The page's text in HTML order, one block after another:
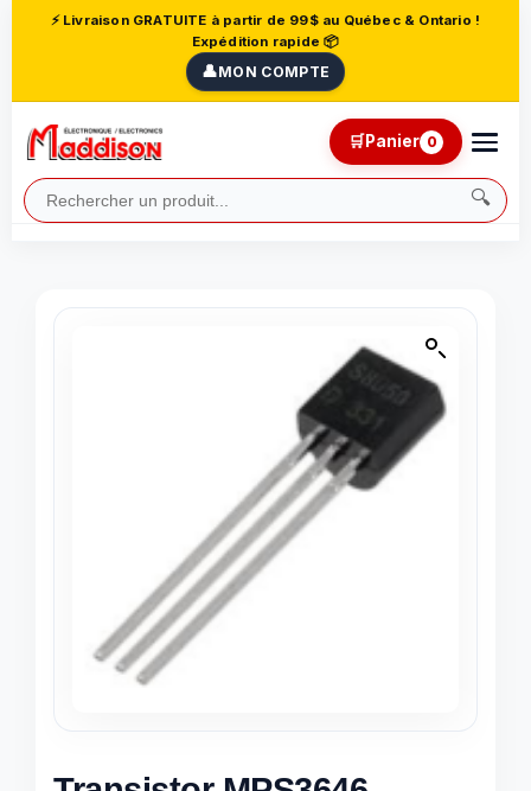
⚡ Livraison GRATUITE à partir de 99$ au Québec & Ontario !
Expédition rapide 📦
👤MON COMPTE
🔍
🛒Panier 0